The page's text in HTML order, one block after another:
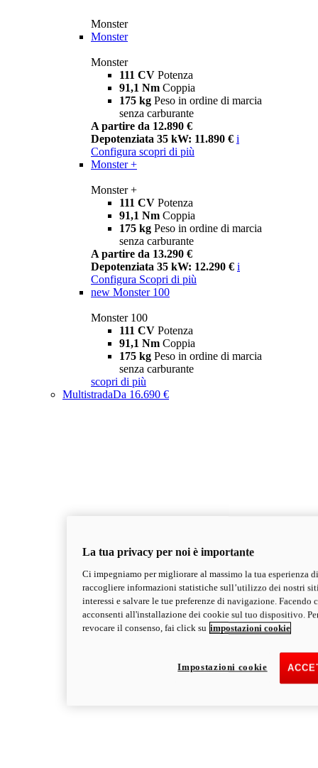
Monster
Monster
Monster
111 CV Potenza
91,1 Nm Coppia
175 kg Peso in ordine di marcia
senza carburante
A partire da 12.890 €
Depotenziata 35 kW: 11.890 € i
Configura scopri di più
Monster +
Monster +
111 CV Potenza
91,1 Nm Coppia
175 kg Peso in ordine di marcia
senza carburante
A partire da 13.290 €
Depotenziata 35 kW: 12.290 € i
Configura Scopri di più
new Monster 100
Monster 100
111 CV Potenza
91,1 Nm Coppia
175 kg Peso in ordine di marcia
senza carburante
scopri di più
MultistradaDa 16.690 €
La tua privacy per noi è importante
Ci impegniamo per migliorare al massimo la tua esperienza
raccogliere informazioni statistiche sull’utilizzo dei nostri
interessi e salvare le tue preferenze di navigazione.
acconsenti all'installazione dei cookie sul tuo dispositivo.
revocare il consenso, fai click su impostazioni cookie
Impostazioni cookie